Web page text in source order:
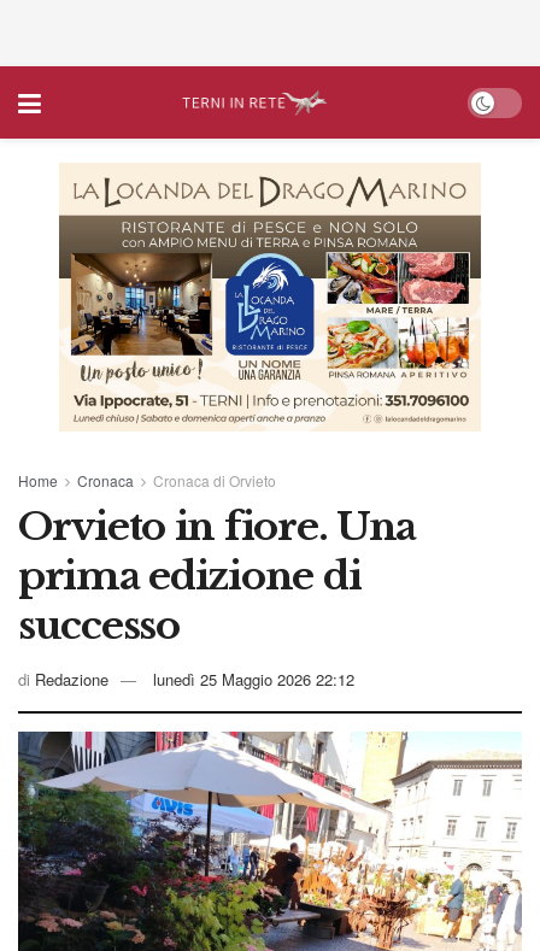
Home Cronaca Cronaca di Orvieto
Orvieto in fiore. Una
prima edizione di
successo
di Redazione lunedì 25 Maggio 2026 22:12